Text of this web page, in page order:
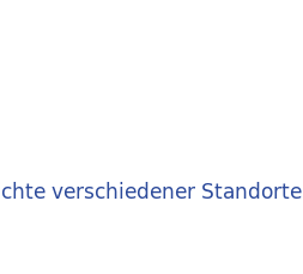
verschiedener Standorte